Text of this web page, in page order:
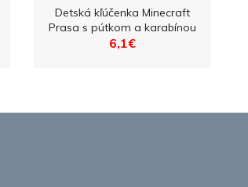
Detská kľúčenka Minecraft
Prasa s pútkom a karabínou
6,1€